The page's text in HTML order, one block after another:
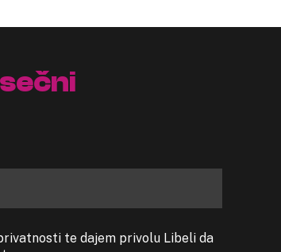
te dajem privolu Libeli da